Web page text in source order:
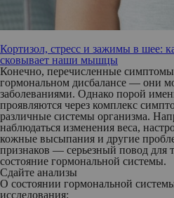
Кортизол, стресс и зажимы в шее:
сковывает наши мышцы
Конечно, перечисленные симптомы
гормональном дисбалансе — они
заболеваниями. Однако порой
проявляются через комплекс
различные системы организма.
наблюдаться изменения веса,
кожные высыпания и другие
признаков — серьезный повод для
состояние гормональной системы.
Сдайте анализы
О состоянии гормональной
исследования: